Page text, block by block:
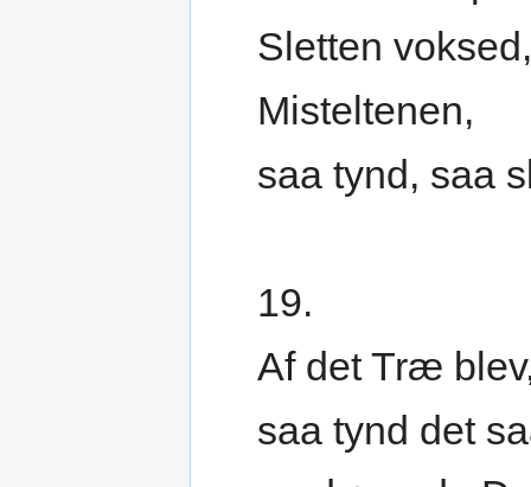
Sletten voksed,
Misteltenen,
saa tynd, saa
19.
Af det Træ
saa tynd det